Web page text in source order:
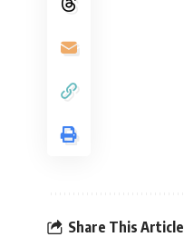
Share This Article